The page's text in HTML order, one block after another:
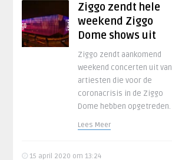
Ziggo zendt hele
weekend Ziggo
Dome shows uit
Ziggo zendt aankomend
weekend concerten uit van
artiesten die voor de
coronacrisis in de Ziggo
Dome hebben opgetreden.
Lees Meer
15 april 2020 om 13:24